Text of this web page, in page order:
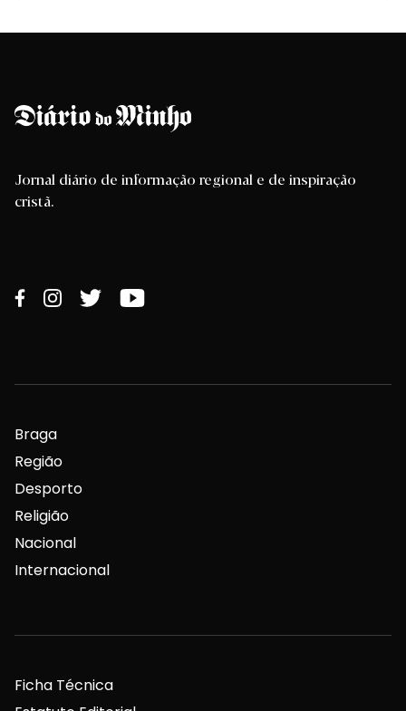
Jornal diário de informação regional e de inspiração
cristã.
Braga
Região
Desporto
Religião
Nacional
Internacional
Ficha Técnica